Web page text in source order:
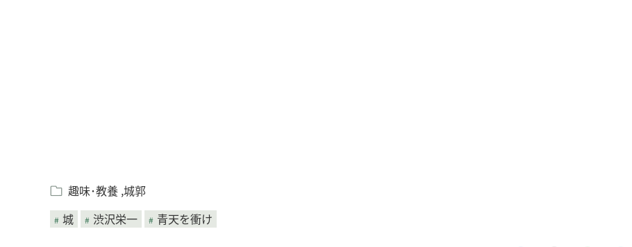
趣味･教養 城郭
城
渋沢栄一 青天を衝け